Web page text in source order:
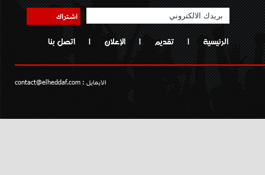
اشتراك
الرئيسية | تقديم | الإعلان | اتصل بنا
الايمايل : contact@elheddaf.com